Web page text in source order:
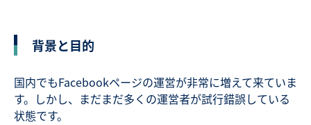
背景と目的
国内でもFacebookページの運営が非常に増えて来ていま
す。しかし、まだまだ多くの運営者が試行錯誤している
状態です。